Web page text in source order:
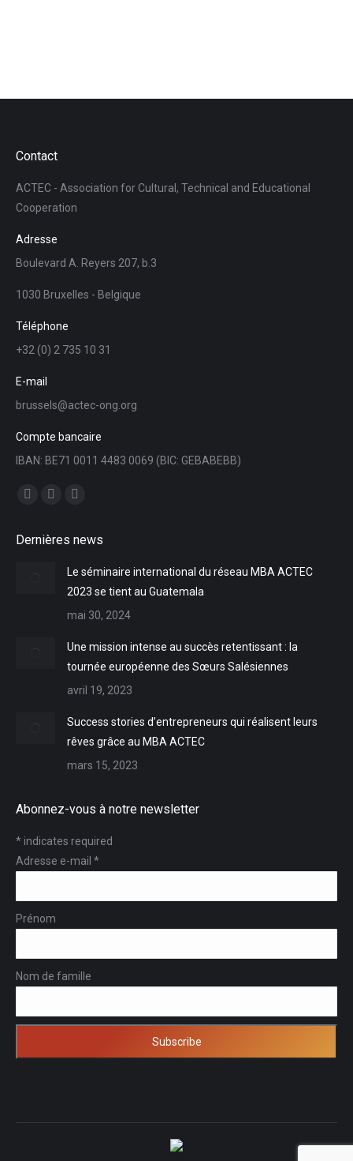
Contact
ACTEC - Association for Cultural, Technical and Educational
Cooperation
Adresse
Boulevard A. Reyers 207, b.3
1030 Bruxelles - Belgique
Téléphone
+32 (0) 2 735 10 31
E-mail
brussels@actec-ong.org
Compte bancaire
IBAN: BE71 0011 4483 0069 (BIC: GEBABEBB)
Trouvez nous sur :
opensopens
new
opens
new
Dernières news
Le séminaire international du réseau MBA ACTEC
2023 se tient au Guatemala
mai 30, 2024
Une mission intense au succès retentissant : la
tournée européenne des Sœurs Salésiennes
avril 19, 2023
Success stories d’entrepreneurs qui réalisent leurs
rêves grâce au MBA ACTEC
mars 15, 2023
Abonnez-vous à notre newsletter
*indicates required
Adresse e-mail *
Prénom
Nom de famille